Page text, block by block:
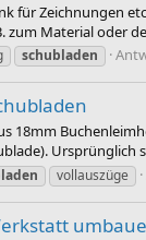
für Zeichnungen
zum Material oder
schubladen
18mm
Ursprünglich
vollauszüge